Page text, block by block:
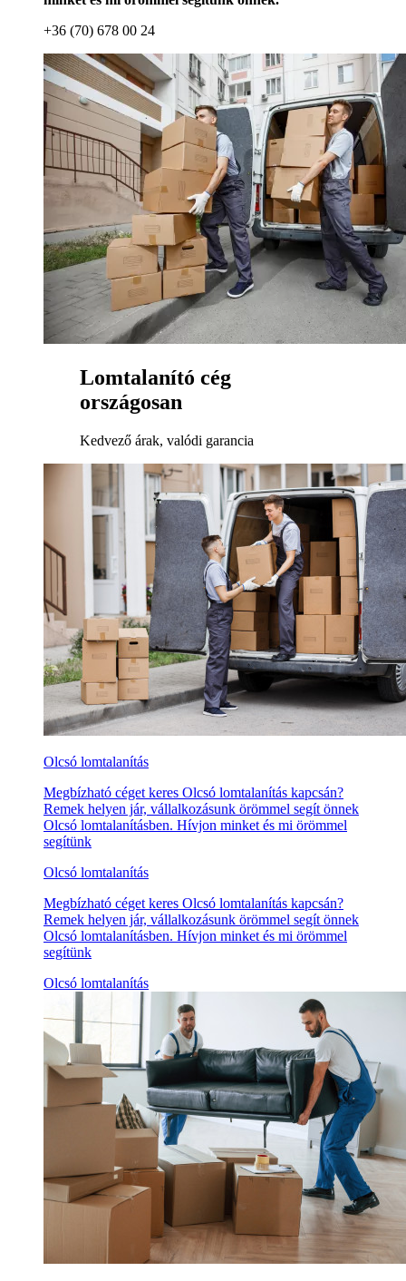
+36 (70) 678 00 24
Lomtalanító cég
országosan
Kedvező árak, valódi garancia
Olcsó lomtalanítás
Megbízható céget keres Olcsó lomtalanítás kapcsán?
Remek helyen jár, vállalkozásunk örömmel segít önnek
Olcsó lomtalanításben. Hívjon minket és mi örömmel
segítünk
Olcsó lomtalanítás
Megbízható céget keres Olcsó lomtalanítás kapcsán?
Remek helyen jár, vállalkozásunk örömmel segít önnek
Olcsó lomtalanításben. Hívjon minket és mi örömmel
segítünk
Olcsó lomtalanítás